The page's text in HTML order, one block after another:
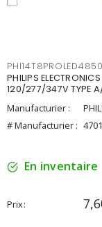
PHILIPS
120/277/347V TYPE
Manufacturier :
# Manufacturier :
En inventaire
Prix